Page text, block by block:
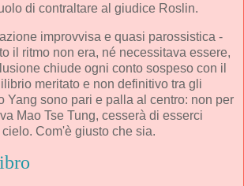
di contraltare al giudice Roslin.
improvvisa e quasi parossistica -
il ritmo non era, né necessitava essere,
chiude ogni conto sospeso con il
meritato e non definitivo tra gli
Yang sono pari e palla al centro: non per
Mao Tse Tung, cesserà di esserci
Com'è giusto che sia.